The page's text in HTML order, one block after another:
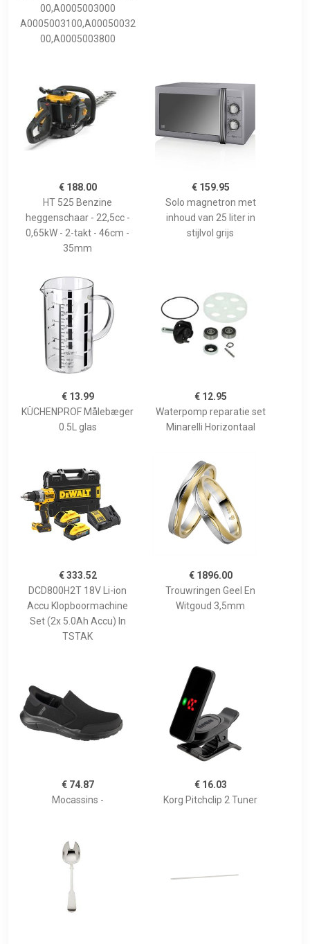
00,A0005003000
A0005003100,A00050032
00,A0005003800
€ 188.00
HT 525 Benzine
heggenschaar - 22,5cc -
0,65kW - 2-takt - 46cm -
35mm
€ 159.95
Solo magnetron met
inhoud van 25 liter in
stijlvol grijs
€ 13.99
KÜCHENPROF Målebæger
0.5L glas
€ 12.95
Waterpomp reparatie set
Minarelli Horizontaal
€ 333.52
DCD800H2T 18V Li-ion
Accu Klopboormachine
Set (2x 5.0Ah Accu) In
TSTAK
€ 1896.00
Trouwringen Geel En
Witgoud 3,5mm
€ 74.87
Mocassins -
€ 16.03
Korg Pitchclip 2 Tuner